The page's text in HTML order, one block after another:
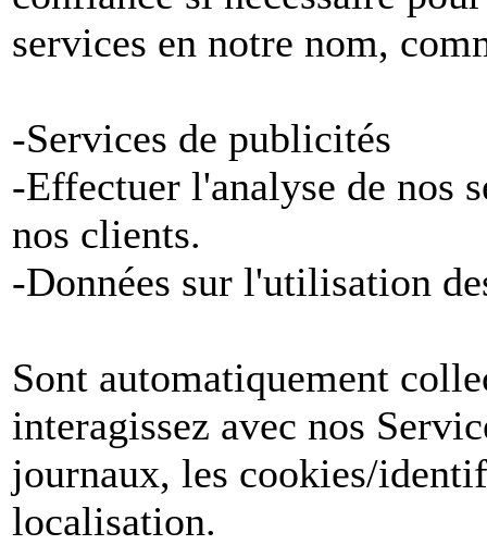
services en notre nom,
-Services de publicités
-Effectuer l'analyse de nos
nos clients.
-Données sur l'utilisation
Sont automatiquement
interagissez avec nos
journaux, les cookies/
localisation.